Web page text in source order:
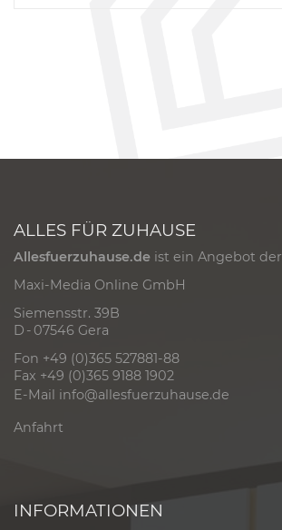
ALLES FÜR ZUHAUSE
Allesfuerzuhause.de ist ein Angebot der
Maxi-Media Online GmbH
Siemensstr. 39B
D - 07546 Gera
Fon +49 (0)365 527881-88
Fax +49 (0)365 9188 1902
E-Mail info@allesfuerzuhause.de
Anfahrt
INFORMATIONEN